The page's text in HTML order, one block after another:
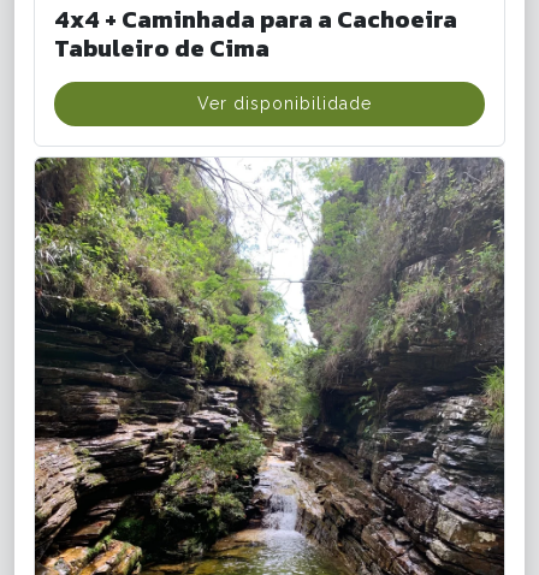
4x4 + Caminhada para a Cachoeira
Tabuleiro de Cima
Ver disponibilidade